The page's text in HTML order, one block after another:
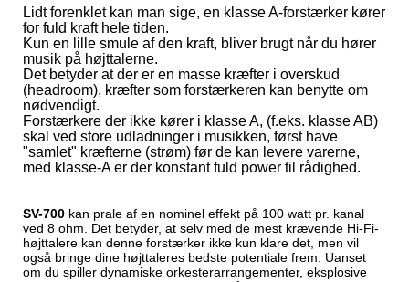
Lidt forenklet kan man sige, en klasse A-forstærker kører
for fuld kraft hele tiden.
Kun en lille smule af den kraft, bliver brugt når du hører
musik på højttalerne.
Det betyder at der er en masse kræfter i overskud
(headroom), kræfter som forstærkeren kan benytte om
nødvendigt.
Forstærkere der ikke kører i klasse A, (f.eks. klasse AB)
skal ved store udladninger i musikken, først have
"samlet" kræfterne (strøm) før de kan levere varerne,
med klasse-A er der konstant fuld power til rådighed.
SV-700 kan prale af en nominel effekt på 100 watt pr. kanal
ved 8 ohm. Det betyder, at selv med de mest krævende Hi-Fi-
højttalere kan denne forstærker ikke kun klare det, men vil
også bringe dine højttaleres bedste potentiale frem. Uanset
om du spiller dynamiske orkesterarrangementer, eksplosive